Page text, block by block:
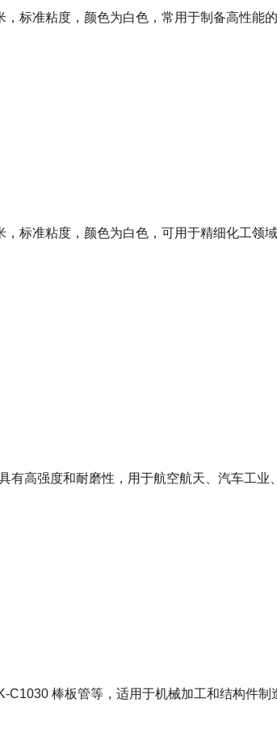
标准粘度，颜色为白色，常用于制备高性能
，标准粘度，颜色为白色，可用于精细化工领
有高强度和耐磨性，用于航空航天、汽车工业
C1030 棒板管等，适用于机械加工和结构件制